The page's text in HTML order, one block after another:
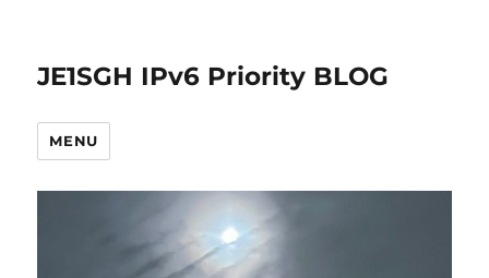
JE1SGH IPv6 Priority BLOG
MENU